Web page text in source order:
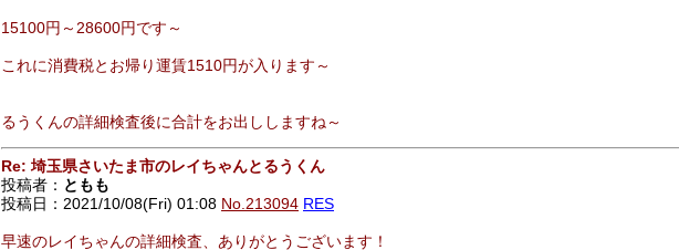
15100円～28600円です～
これに消費税とお帰り運賃1510円が入ります～
るうくんの詳細検査後に合計をお出ししますね～
Re: 埼玉県さいたま市のレイちゃんとるうくん
投稿者： ともも
投稿日：2021/10/08(Fri) 01:08 No.213094 RES
早速のレイちゃんの詳細検査、ありがとうございます！